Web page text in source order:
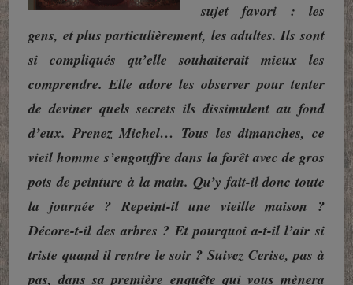
sujet favori : les
gens, et plus particulièrement, les adultes. Ils sont
si compliqués qu’elle souhaiterait mieux les
comprendre. Elle adore les observer pour tenter
de deviner quels secrets ils dissimulent au fond
d’eux. Prenez Michel… Tous les dimanches, ce
vieil homme s’engouffre dans la forêt avec de gros
pots de peinture à la main. Qu’y fait-il donc toute
la journée ? Repeint-il une vieille maison ?
Décore-t-il des arbres ? Et pourquoi a-t-il l’air si
triste quand il rentre le soir ? Suivez Cerise, pas à
pas, dans sa première enquête qui vous mènera